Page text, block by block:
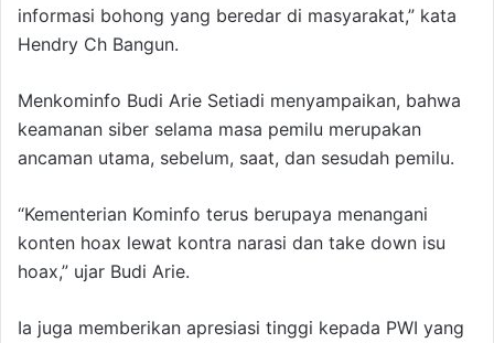
informasi bohong yang beredar di masyarakat,” kata
Hendry Ch Bangun.
Menkominfo Budi Arie Setiadi menyampaikan, bahwa
keamanan siber selama masa pemilu merupakan
ancaman utama, sebelum, saat, dan sesudah pemilu.
“Kementerian Kominfo terus berupaya menangani
konten hoax lewat kontra narasi dan take down isu
hoax,” ujar Budi Arie.
Ia juga memberikan apresiasi tinggi kepada PWI yang